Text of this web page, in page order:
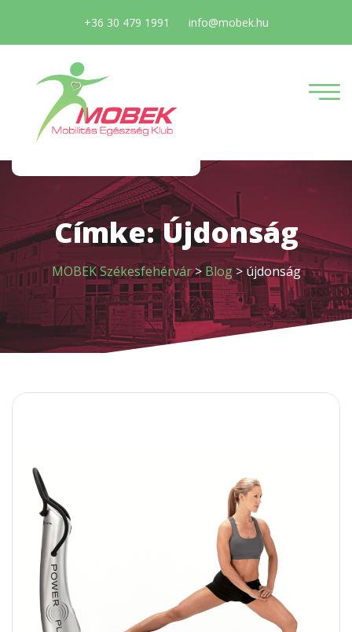
+36 30 479 1991 info@mobek.hu
Címke:Újdonság
MOBEK Székesfehérvár> Blog>újdonság